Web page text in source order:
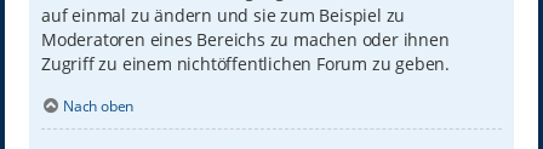
auf einmal zu ändern und sie zum Beispiel zu
Moderatoren eines Bereichs zu machen oder ihnen
Zugriff zu einem nichtöffentlichen Forum zu geben.
Nach oben